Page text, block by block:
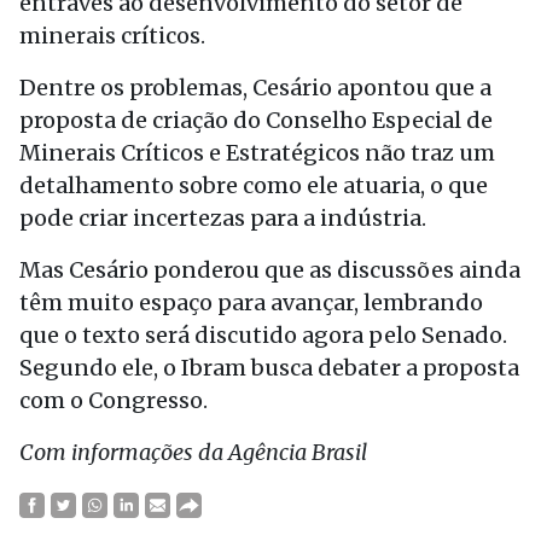
minerais críticos.
Dentre os problemas, Cesário apontou que a
proposta de criação do Conselho Especial de
Minerais Críticos e Estratégicos não traz um
detalhamento sobre como ele atuaria, o que
pode criar incertezas para a indústria.
Mas Cesário ponderou que as discussões ainda
têm muito espaço para avançar, lembrando
que o texto será discutido agora pelo Senado.
Segundo ele, o Ibram busca debater a proposta
com o Congresso.
Com informações da Agência Brasil